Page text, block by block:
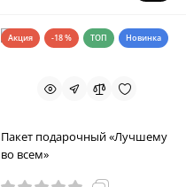
Акция -18 % ТОП Новинка
Пакет подарочный «Лучшему
во всем»